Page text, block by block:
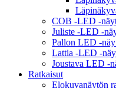
COB -LED -
Juliste -LED -
Pallon LED -
Lattia -LED -
Joustava LED -
Ratkaisut
Elokuvanäytön